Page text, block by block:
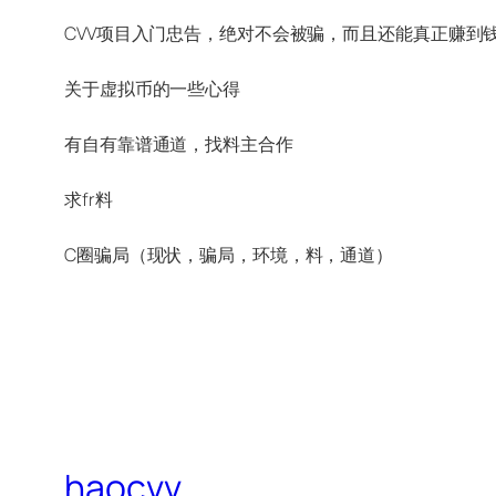
CVV项目入门忠告，绝对不会被骗，而且还能真正赚到
关于虚拟币的一些心得
有自有靠谱通道，找料主合作
求fr料
C圈骗局（现状，骗局，环境，料，通道）